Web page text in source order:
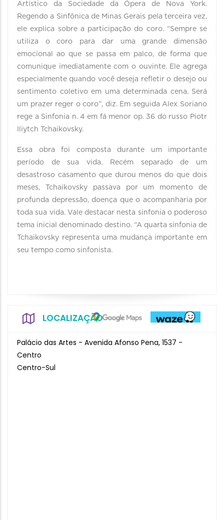
Artístico da Sociedade da Ópera de Nova York.
Regendo a Sinfônica de Minas Gerais pela terceira vez,
ele explica sobre a participação do coro. “Sempre se
utiliza o coro para dar uma grande dimensão
emocional ao que se passa em palco, de forma que
comunique imediatamente com o ouvinte. Ele agrega
especialmente quando você deseja refletir o desejo ou
sentimento coletivo em uma determinada cena. Será
um prazer reger o coro”, diz. Em seguida Alex Soriano
rege a Sinfonia n. 4 em fá menor op. 36 do russo Piotr
Iliytch Tchaikovsky.
Essa obra foi composta durante um importante
período de sua vida. Recém separado de um
desastroso casamento que durou menos do que dois
meses, Tchaikovsky passava por um momento de
profunda depressão, doença que o acompanharia por
toda sua vida. Vale destacar nesta sinfonia o poderoso
tema inicial denominado destino. “A quarta sinfonia de
Tchaikovsky representa uma mudança importante em
seu tempo como sinfonista.
LOCALIZAÇÃO
Palácio das Artes - Avenida Afonso Pena, 1537 -
Centro
Centro-Sul